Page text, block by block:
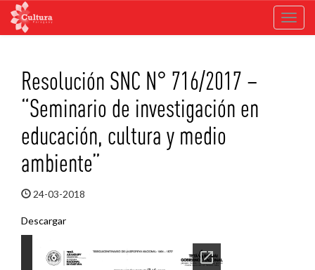
contenido
Toggle
Resolución SNC N° 716/2017 –
“Seminario de investigación en
educación, cultura y medio
ambiente”
24-03-2018
Descargar